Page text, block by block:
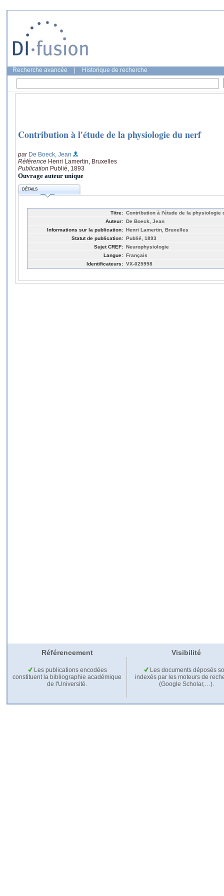
Recherche avancée Historique de recherche
Contribution à l'étude de la physiologie du nerf
par De Boeck, Jean
Référence Henri Lamertin, Bruxelles
Publication Publié, 1893
Ouvrage auteur unique
DÉTAILS
Titre: Contribution à l'étude de la physiologie
Auteur: De Boeck, Jean
Informations sur la publication: Henri Lamertin, Bruxelles
Statut de publication: Publié, 1893
Sujet CREF: Neurophysiologie
Langue: Français
Identificateurs: VX-025998
Référencement Visibilité
Les publications encodées
constituent la bibliographie académique
de l'Université.
Les documents déposés
indexés par les moteurs de
(Google Scholar,…).